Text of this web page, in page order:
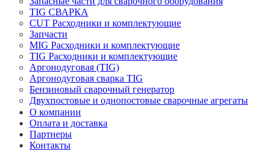
TIG СВАРКА
CUT Расходники и комплектующие
Запчасти
MIG Расходники и комплектующие
TIG Расходники и комплектующие
Аргонодуговая (TIG)
Аргонодуговая сварка TIG
Бензиновый сварочный генератор
Двухпостовые и однопостовые сварочные агрегаты
О компании
Оплата и доставка
Партнеры
Контакты